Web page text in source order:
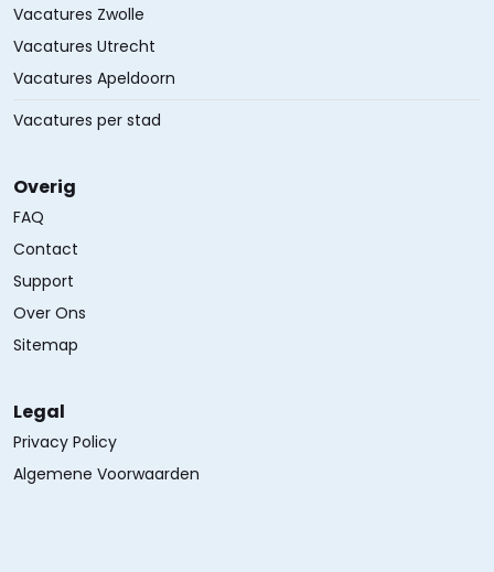
Vacatures Zwolle
Vacatures Utrecht
Vacatures Apeldoorn
Vacatures per stad
Overig
FAQ
Contact
Support
Over Ons
Sitemap
Legal
Privacy Policy
Algemene Voorwaarden